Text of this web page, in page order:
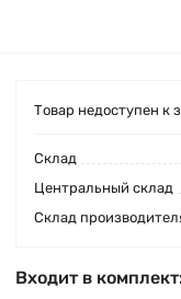
Товар недоступен к
Cклад
Центральный склад
Склад
Входит в